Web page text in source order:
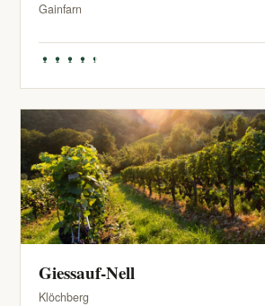
Gainfarn
Giessauf-Nell
Klöchberg